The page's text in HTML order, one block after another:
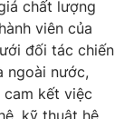
chất lượng
viên của
đối tác chiến
ngoài nước,
kết việc